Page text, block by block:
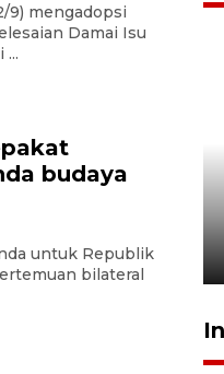
9) mengadopsi
Damai Isu
budaya
untuk Republik
bilateral
Garuda